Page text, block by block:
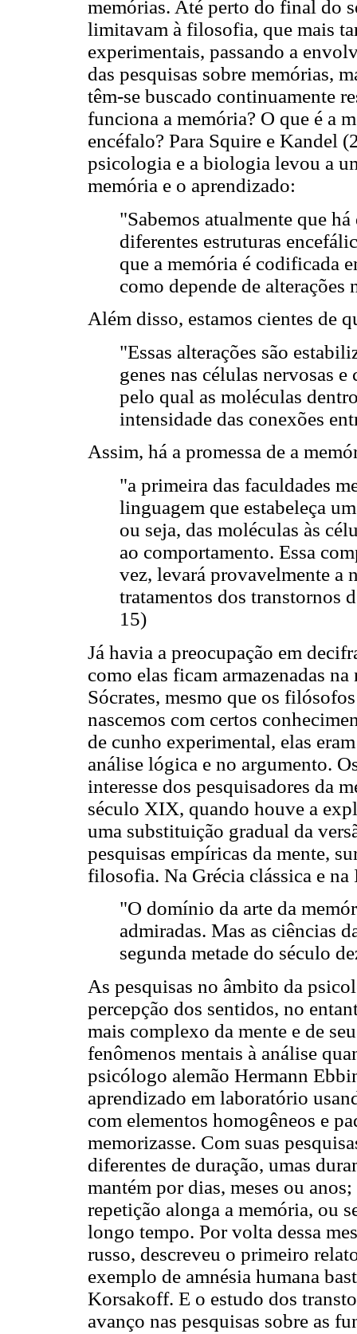
memórias. Até perto do final do
limitavam à filosofia, que mais
experimentais, passando a
das pesquisas sobre memórias,
têm-se buscado continuamente
funciona a memória? O que é a
encéfalo? Para Squire e Kandel
psicologia e a biologia levou a
memória e o aprendizado:
"Sabemos atualmente que
diferentes estruturas
que a memória é codificada
como depende de alterações
Além disso, estamos cientes de
"Essas alterações são
genes nas células nervosas
pelo qual as moléculas
intensidade das conexões
Assim, há a promessa de a
"a primeira das faculdades
linguagem que estabeleça
ou seja, das moléculas às
ao comportamento. Essa
vez, levará provavelmente a
tratamentos dos transtornos
15)
Já havia a preocupação em
como elas ficam armazenadas
Sócrates, mesmo que os
nascemos com certos
de cunho experimental, elas
análise lógica e no argumento.
interesse dos pesquisadores da
século XIX, quando houve a
uma substituição gradual da
pesquisas empíricas da mente,
filosofia. Na Grécia clássica e na
"O domínio da arte da
admiradas. Mas as ciências
segunda metade do século
As pesquisas no âmbito da
percepção dos sentidos, no
mais complexo da mente e de
fenômenos mentais à análise
psicólogo alemão Hermann
aprendizado em laboratório
com elementos homogêneos e
memorizasse. Com suas
diferentes de duração, umas
mantém por dias, meses ou
repetição alonga a memória, ou
longo tempo. Por volta dessa
russo, descreveu o primeiro
exemplo de amnésia humana
Korsakoff. E o estudo dos
avanço nas pesquisas sobre as